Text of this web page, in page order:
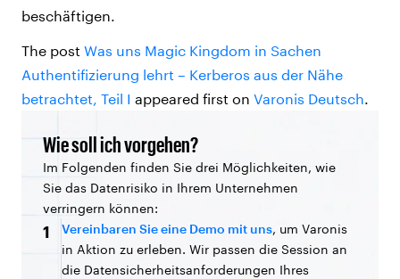
beschäftigen.
The post Was uns Magic Kingdom in Sachen
Authentifizierung lehrt – Kerberos aus der Nähe
betrachtet, Teil I appeared first on Varonis Deutsch
Wie soll ich vorgehen?
Im Folgenden finden Sie drei Möglichkeiten, wie
Sie das Datenrisiko in Ihrem Unternehmen
verringern können:
1 Vereinbaren Sie eine Demo mit uns, um Varonis
in Aktion zu erleben. Wir passen die Session an
die Datensicherheitsanforderungen Ihres